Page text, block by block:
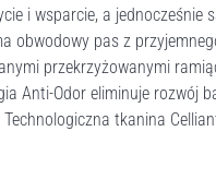
i wsparcie, a
obwodowy pas z
przekrzyżowanymi
Anti-Odor eliminuje rozwój
tkanina